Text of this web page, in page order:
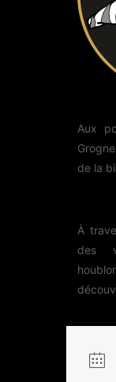
Aux
de la
À
des